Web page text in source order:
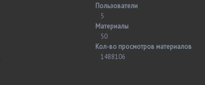
Пользователи
5
Материалы
50
Кол-во просмотров материалов
1488106